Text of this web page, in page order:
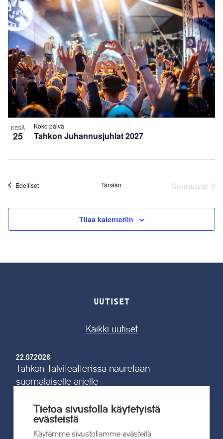
EVENTS
IN
PHOTO
VIEW
KESÄ
25 Tahkon Juhannusjuhlat 2027
Koko päivä
EdellisetTapahtumat Tänään
Seuraavat
Tilaa kalenteriin
UUTISET
Kaikki uutiset
22.07.2026
Tahkon Talviteatterissa nauretaan
suomalaiselle arjelle
Lue lisää
Tietoa sivustolla käytetyistä
evästeistä
Käytämme sivustollamme evästeitä